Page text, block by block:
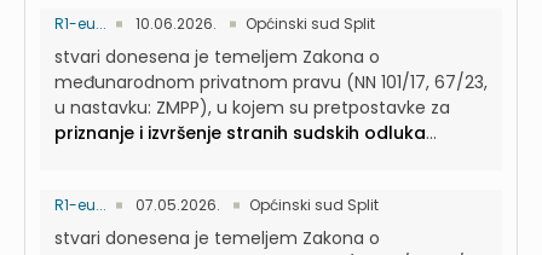
R1-eu... 10.06.2026. Općinski sud Split
stvari donesena je temeljem Zakona o
međunarodnom privatnom pravu (NN 101/17, 67/23,
u nastavku: ZMPP), u kojem su pretpostavke za
priznanje i izvršenje stranih sudskih odluka...
R1-eu... 07.05.2026. Općinski sud Split
stvari donesena je temeljem Zakona o